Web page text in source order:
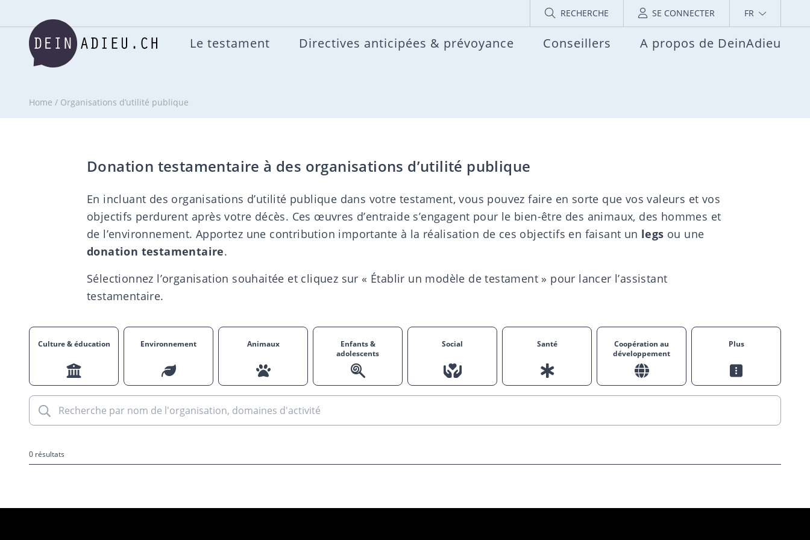
RECHERCHE SE CONNECTER FR
Le testament Directives anticipées & prévoyance Conseillers A propos de DeinAdieu
Home / Organisations d’utilité publique
Donation testamentaire à des organisations d’utilité publique
En incluant des organisations d’utilité publique dans votre testament, vous pouvez faire en sorte que vos valeurs et vos
objectifs perdurent après votre décès. Ces œuvres d’entraide s’engagent pour le bien-être des animaux, des hommes et
de l’environnement. Apportez une contribution importante à la réalisation de ces objectifs en faisant un legs ou une
donation testamentaire.
Sélectionnez l’organisation souhaitée et cliquez sur « Établir un modèle de testament » pour lancer l’assistant
testamentaire.
Culture & éducation Environnement Animaux
Enfants &
adolescents
Social Santé
Coopération au
développement
Plus
0 résultats